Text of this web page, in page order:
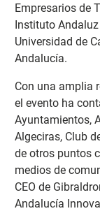
Empresarios de
Instituto
Universidad de
Andalucía.
Con una amplia
el evento ha
Ayuntamientos,
Algeciras, Club
de otros puntos
medios de
CEO de
Andalucía